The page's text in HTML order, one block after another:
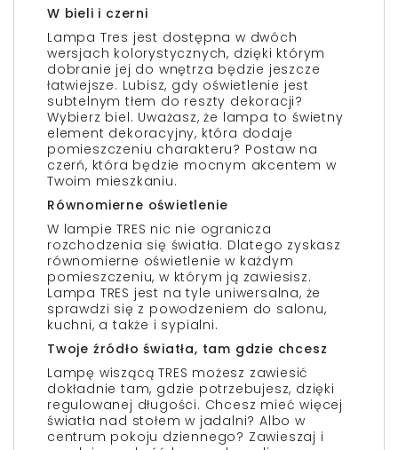
W bieli i czerni
Lampa Tres jest dostępna w dwóch
wersjach kolorystycznych, dzięki którym
dobranie jej do wnętrza będzie jeszcze
łatwiejsze. Lubisz, gdy oświetlenie jest
subtelnym tłem do reszty dekoracji?
Wybierz biel. Uważasz, że lampa to świetny
element dekoracyjny, która dodaje
pomieszczeniu charakteru? Postaw na
czerń, która będzie mocnym akcentem w
Twoim mieszkaniu.
Równomierne oświetlenie
W lampie TRES nic nie ogranicza
rozchodzenia się światła. Dlatego zyskasz
równomierne oświetlenie w każdym
pomieszczeniu, w którym ją zawiesisz.
Lampa TRES jest na tyle uniwersalna, że
sprawdzi się z powodzeniem do salonu,
kuchni, a także i sypialni.
Twoje źródło światła, tam gdzie chcesz
Lampę wiszącą TRES możesz zawiesić
dokładnie tam, gdzie potrzebujesz, dzięki
regulowanej długości. Chcesz mieć więcej
światła nad stołem w jadalni? Albo w
centrum pokoju dziennego? Zawieszaj i